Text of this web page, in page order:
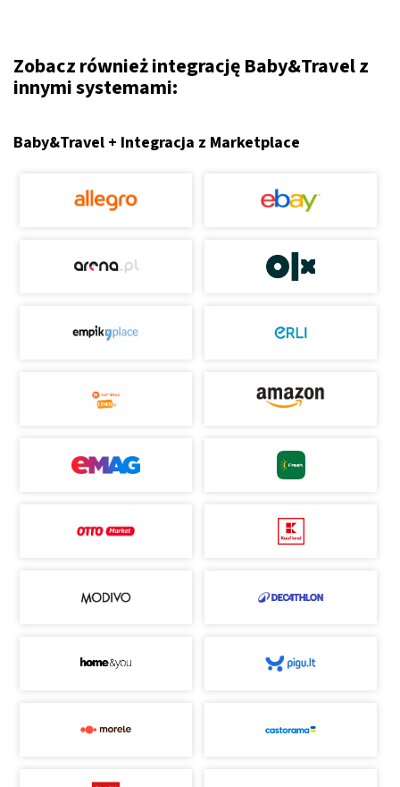
Zobacz również integrację Baby&Travel z
innymi systemami:
Baby&Travel + Integracja z Marketplace